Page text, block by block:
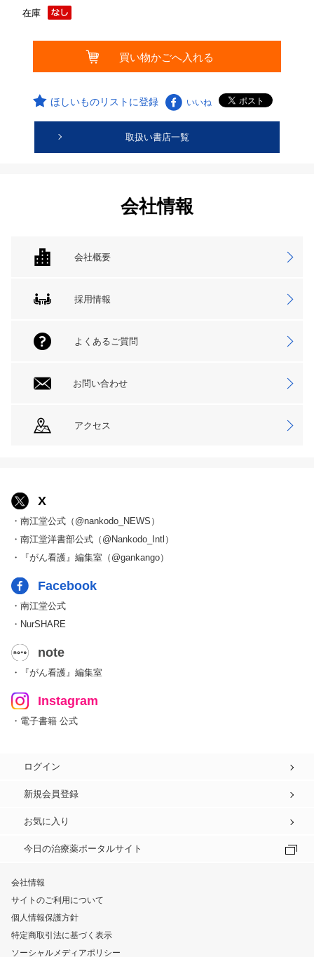
在庫
ほしいものリストに登録 いいね
取扱い書店一覧
会社情報
会社概要
採用情報
よくあるご質問
お問い合わせ
アクセス
X
・南江堂公式（@nankodo_NEWS）
・南江堂洋書部公式（@Nankodo_Intl）
・『がん看護』編集室（@gankango）
Facebook
・南江堂公式
・NurSHARE
note
・『がん看護』編集室
Instagram
・電子書籍 公式
ログイン
新規会員登録
お気に入り
今日の治療薬ポータルサイト
会社情報
サイトのご利用について
個人情報保護方針
特定商取引法に基づく表示
ソーシャルメディアポリシー